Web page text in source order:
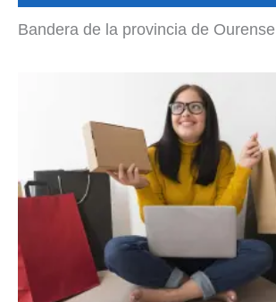
Bandera de la provincia de Ourense